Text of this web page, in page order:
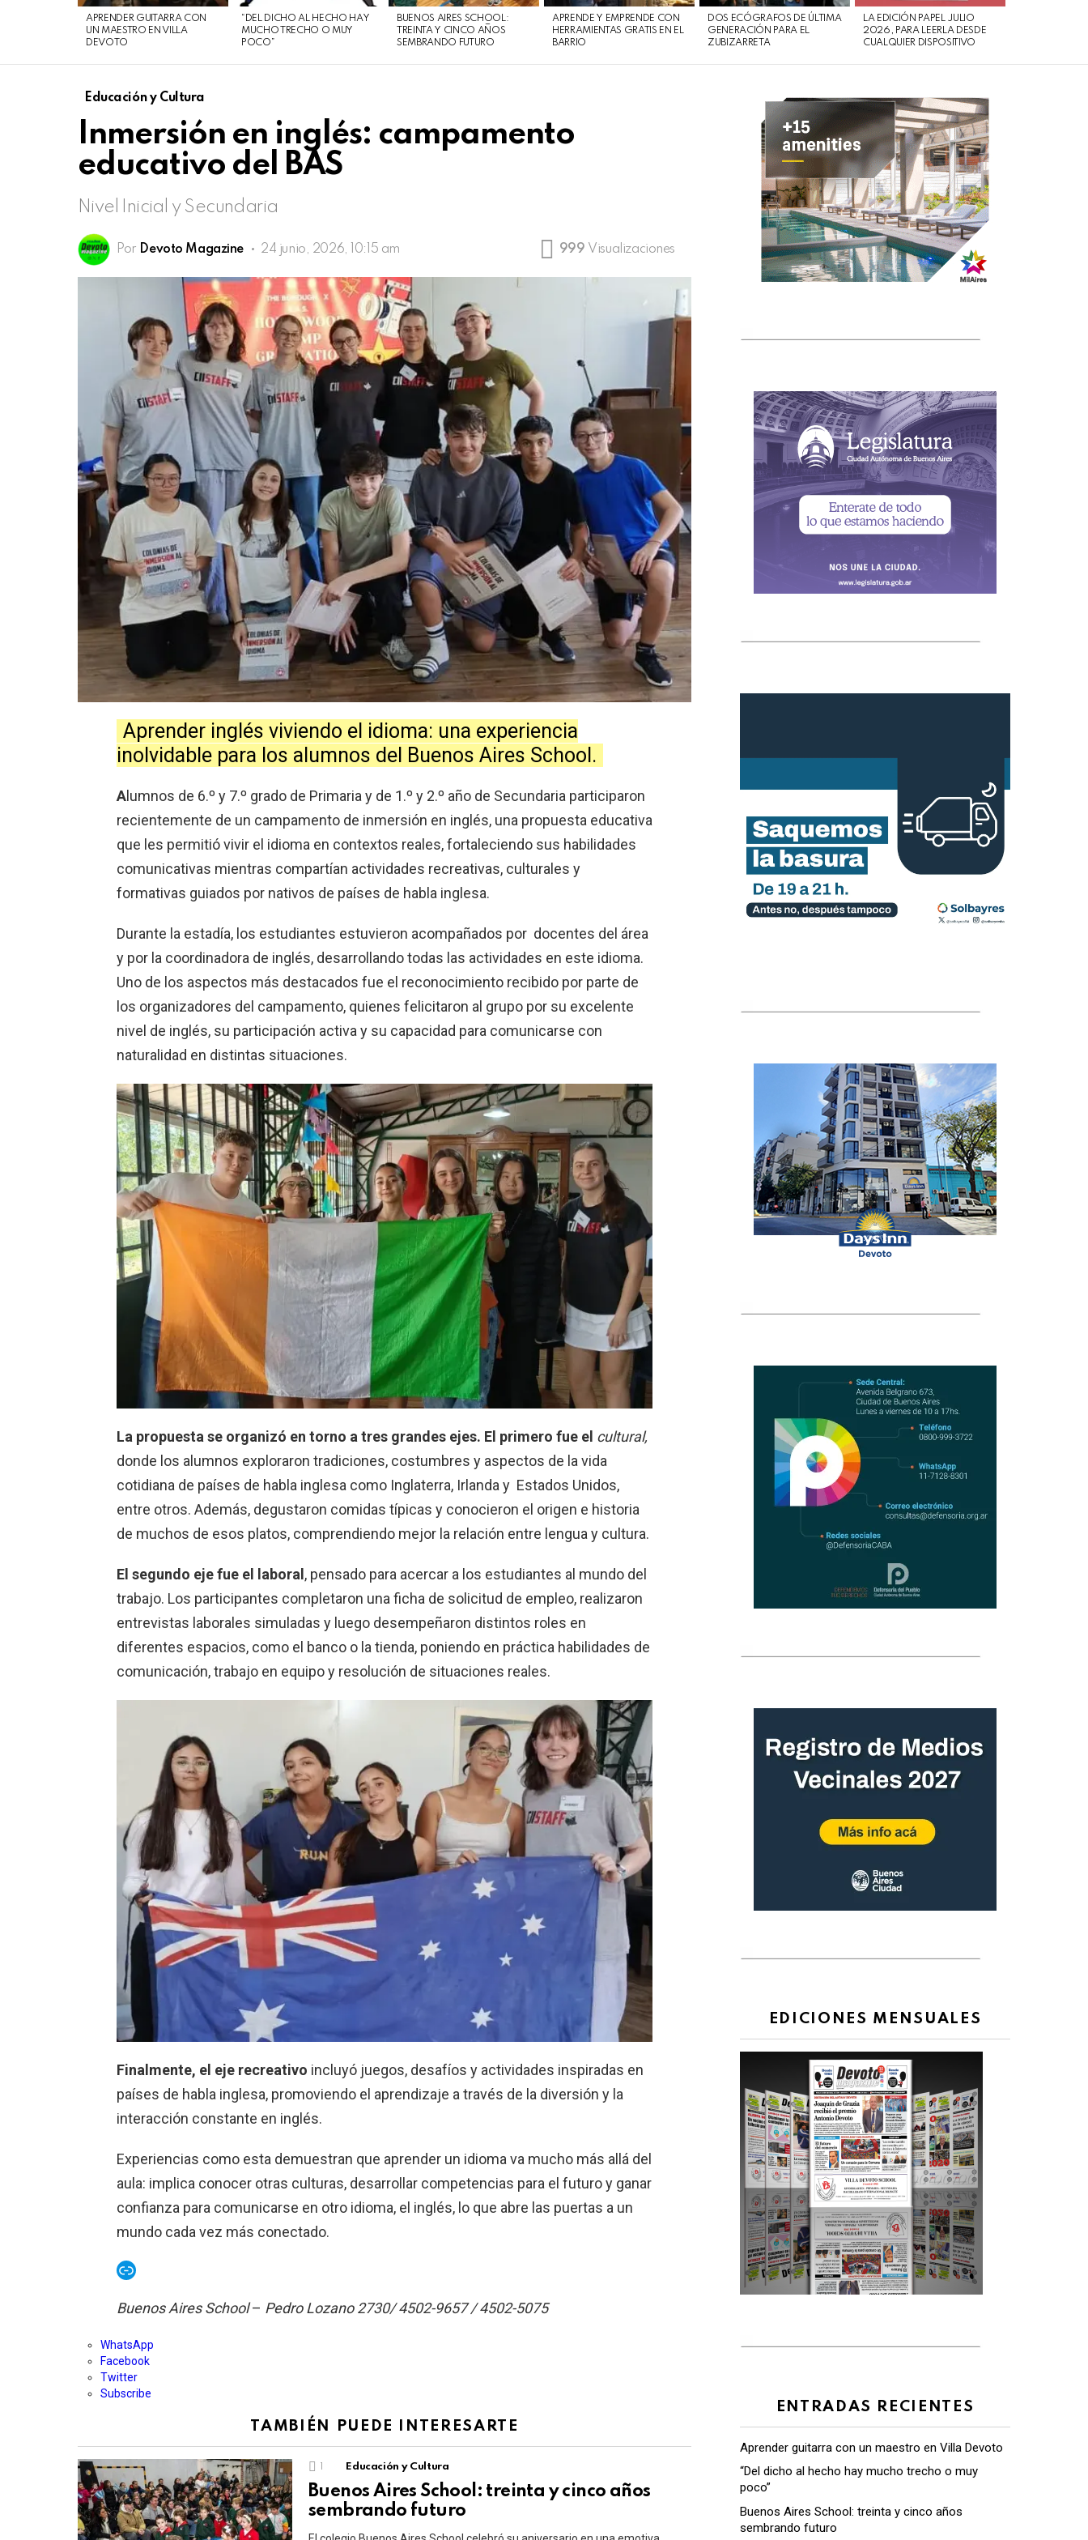
APRENDER GUITARRA CON
UN MAESTRO EN VILLA
DEVOTO
“DEL DICHO AL HECHO HAY
MUCHO TRECHO O MUY
POCO”
BUENOS AIRES SCHOOL:
TREINTA Y CINCO AÑOS
SEMBRANDO FUTURO
APRENDE Y EMPRENDE CON
HERRAMIENTAS GRATIS EN EL
BARRIO
DOS ECÓGRAFOS DE ÚLTIMA
GENERACIÓN PARA EL
ZUBIZARRETA
LA EDICIÓN PAPEL JULIO
2026, PARA LEERLA DESDE
CUALQUIER DISPOSITIVO
Educación y Cultura
Inmersión en inglés: campamento
educativo del BAS
Nivel Inicial y Secundaria
Por Devoto Magazine 24 junio, 2026, 10:15 am 999 Visualizaciones
Aprender inglés viviendo el idioma: una experiencia
inolvidable para los alumnos del Buenos Aires School.
A lumnos de 6.º y 7.º grado de Primaria y de 1.º y 2.º año de Secundaria participaron
recientemente de un campamento de inmersión en inglés, una propuesta educativa
que les permitió vivir el idioma en contextos reales, fortaleciendo sus habilidades
comunicativas mientras compartían actividades recreativas, culturales y
formativas guiados por nativos de países de habla inglesa.
Durante la estadía, los estudiantes estuvieron acompañados por docentes del área
y por la coordinadora de inglés, desarrollando todas las actividades en este idioma.
Uno de los aspectos más destacados fue el reconocimiento recibido por parte de
los organizadores del campamento, quienes felicitaron al grupo por su excelente
nivel de inglés, su participación activa y su capacidad para comunicarse con
naturalidad en distintas situaciones.
La propuesta se organizó en torno a tres grandes ejes. El primero fue el cultural,
donde los alumnos exploraron tradiciones, costumbres y aspectos de la vida
cotidiana de países de habla inglesa como Inglaterra, Irlanda y Estados Unidos,
entre otros. Además, degustaron comidas típicas y conocieron el origen e historia
de muchos de esos platos, comprendiendo mejor la relación entre lengua y cultura.
El segundo eje fue el laboral , pensado para acercar a los estudiantes al mundo del
trabajo. Los participantes completaron una ficha de solicitud de empleo, realizaron
entrevistas laborales simuladas y luego desempeñaron distintos roles en
diferentes espacios, como el banco o la tienda, poniendo en práctica habilidades de
comunicación, trabajo en equipo y resolución de situaciones reales.
Finalmente, el eje recreativo incluyó juegos, desafíos y actividades inspiradas en
países de habla inglesa, promoviendo el aprendizaje a través de la diversión y la
interacción constante en inglés.
Experiencias como esta demuestran que aprender un idioma va mucho más allá del
aula: implica conocer otras culturas, desarrollar competencias para el futuro y ganar
confianza para comunicarse en otro idioma, el inglés, lo que abre las puertas a un
mundo cada vez más conectado.
Enlace
Buenos Aires School– Pedro Lozano 2730/4502-9657 / 4502-5075
WhatsApp
Facebook
Twitter
Subscribe
TAMBIÉN PUEDE INTERESARTE
Educación y Cultura
Buenos Aires School: treinta y cinco años
sembrando futuro
EDICIONES MENSUALES
ENTRADAS RECIENTES
Aprender guitarra con un maestro en Villa Devoto
“Del dicho al hecho hay mucho trecho o muy
poco”
Buenos Aires School: treinta y cinco años
sembrando futuro
agosto
2026